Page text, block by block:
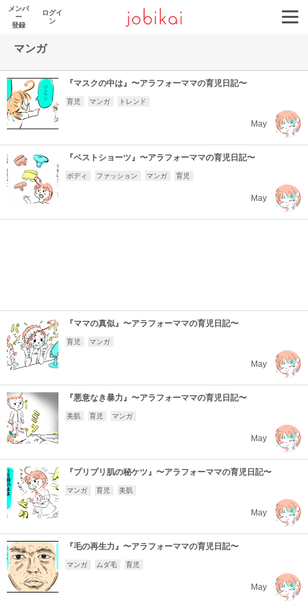
メンバ
ー
登録
ログイ
ン
マンガ
『マスクの中は』〜アラフォーママの育児日記〜
育児 マンガ トレンド
May
『ベストショーツ』〜アラフォーママの育児日記〜
ボディ ファッション マンガ 育児
May
『ママの真似』〜アラフォーママの育児日記〜
育児 マンガ
May
『悪意なき暴力』〜アラフォーママの育児日記〜
美肌 育児 マンガ
May
『プリプリ肌の秘ケツ』〜アラフォーママの育児日記〜
マンガ 育児 美肌
May
『毛の再生力』〜アラフォーママの育児日記〜
マンガ ムダ毛 育児
May